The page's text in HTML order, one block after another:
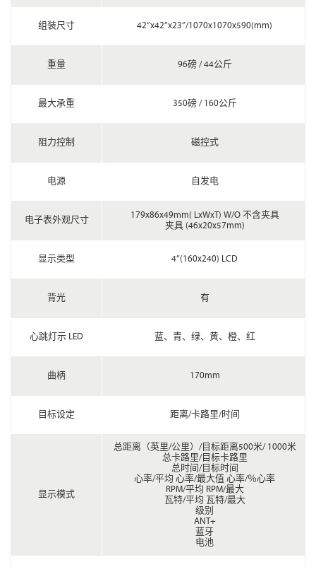
组装尺寸 42”x42”x23”/1070x1070x590(mm)
重量 96磅 / 44公斤
最大承重 350磅 / 160公斤
阻力控制 磁控式
电源 自发电
电子表外观尺寸
179x86x49mm( LxWxT) W/O 不含夹具
夹具 (46x20x57mm)
显示类型 4”(160x240) LCD
背光 有
心跳灯示 LED 蓝、青、绿、黄、橙、红
曲柄 170mm
目标设定 距离/卡路里/时间
显示模式
总距离（英里/公里）/目标距离500米/ 1000米
总卡路里/目标卡路里
总时间/目标时间
心率/平均 心率/最大值 心率/％心率
RPM/平均 RPM/最大
瓦特/平均 瓦特/最大
级别
ANT+
蓝牙
电池